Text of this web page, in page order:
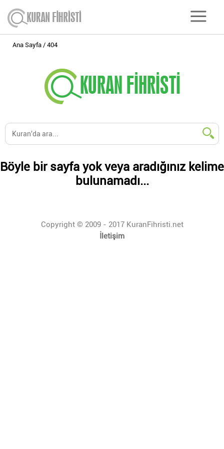
Ana Sayfa 404
Böyle bir sayfa yok veya aradığınız kelime
bulunamadı...
Copyright © 2009 - 2017 KuranFihristi.net
İletişim